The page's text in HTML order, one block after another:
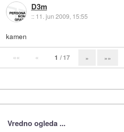
D3m
:: 11. jun 2009, 15:55
kamen
«« « 1 / 17 » »»
Vredno ogleda ...